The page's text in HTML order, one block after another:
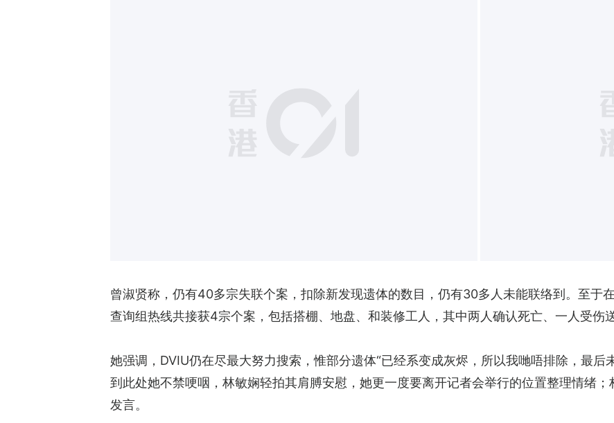
曾淑贤称，仍有40多宗失联个案，扣除新发现遗体的数目，仍有30多人未能联络到。至于
查询组热线共接获4宗个案，包括搭棚、地盘、和装修工人，其中两人确认死亡、一人受伤
她强调，DVIU仍在尽最大努力搜索，惟部分遗体“已经系变成灰烬，所以我哋唔排除，最
到此处她不禁哽咽，林敏娴轻拍其肩膊安慰，她更一度要离开记者会举行的位置整理情绪
发言。